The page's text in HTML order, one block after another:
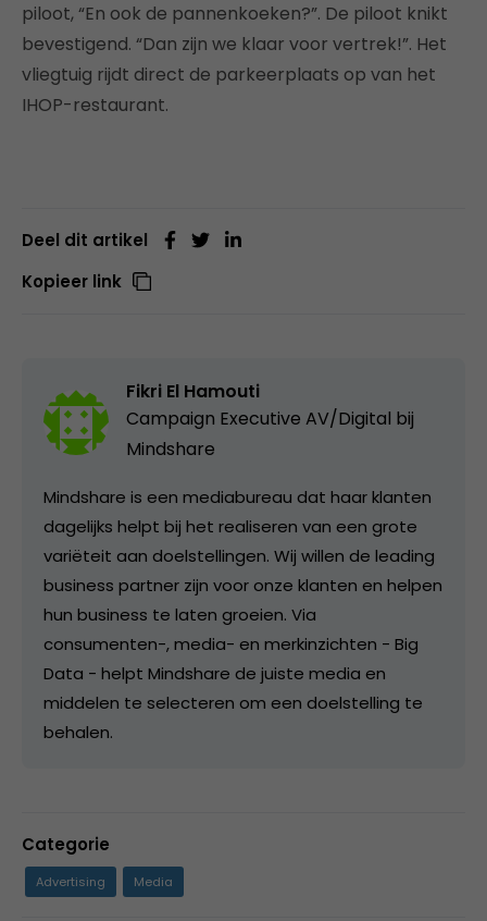
piloot, “En ook de pannenkoeken?”. De piloot knikt
bevestigend. “Dan zijn we klaar voor vertrek!”. Het
vliegtuig rijdt direct de parkeerplaats op van het
IHOP-restaurant.
Deel dit artikel
Kopieer link
Fikri El Hamouti
Campaign Executive AV/Digital bij
Mindshare
Mindshare is een mediabureau dat haar klanten
dagelijks helpt bij het realiseren van een grote
variëteit aan doelstellingen. Wij willen de leading
business partner zijn voor onze klanten en helpen
hun business te laten groeien. Via
consumenten-, media- en merkinzichten - Big
Data - helpt Mindshare de juiste media en
middelen te selecteren om een doelstelling te
behalen.
Categorie
Advertising Media